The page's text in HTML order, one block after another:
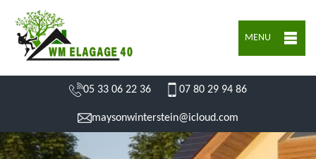
MENU
05 33 06 22 36 07 80 29 94 86
maysonwinterstein@icloud.com